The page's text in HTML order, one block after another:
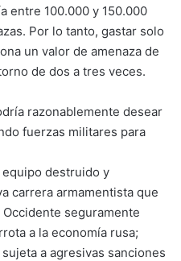
entre 100.000 y 150.000
Por lo tanto, gastar solo
un valor de amenaza de
de dos a tres veces.
razonablemente desear
fuerzas militares para
destruido y
carrera armamentista que
seguramente
a la economía rusa;
a agresivas sanciones